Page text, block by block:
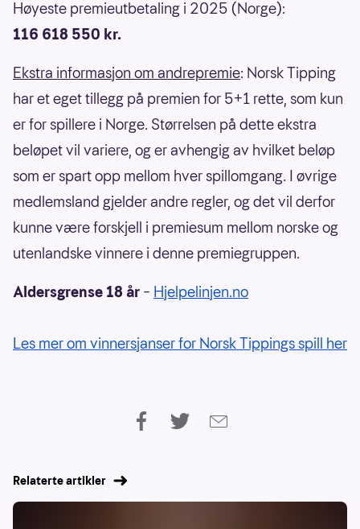
Høyeste premieutbetaling i 2025 (Norge):
116 618 550 kr.
Ekstra informasjon om andrepremie: Norsk Tipping
har et eget tillegg på premien for 5+1 rette, som kun
er for spillere i Norge. Størrelsen på dette ekstra
beløpet vil variere, og er avhengig av hvilket beløp
som er spart opp mellom hver spillomgang. I øvrige
medlemsland gjelder andre regler, og det vil derfor
kunne være forskjell i premiesum mellom norske og
utenlandske vinnere i denne premiegruppen.
Aldersgrense 18 år – Hjelpelinjen.no
Les mer om vinnersjanser for Norsk Tippings spill her
Relaterte artikler